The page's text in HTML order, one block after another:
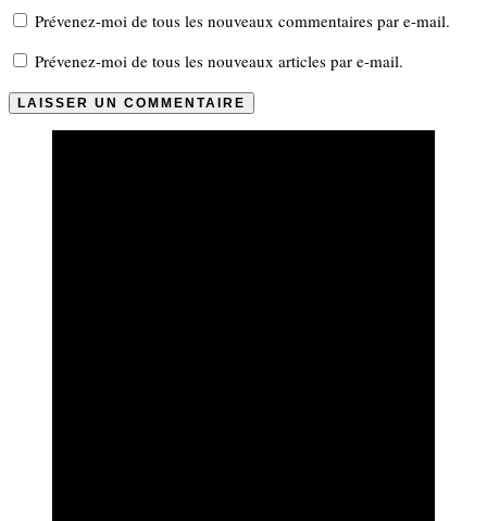
Prévenez-moi de tous les nouveaux commentaires par e-mail.
Prévenez-moi de tous les nouveaux articles par e-mail.